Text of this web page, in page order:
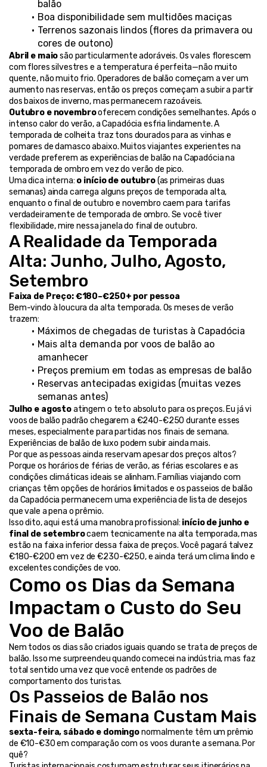
balão
Boa disponibilidade sem multidões maciças
Terrenos sazonais lindos (flores da primavera ou
cores de outono)
Abril e maio são particularmente adoráveis. Os vales florescem
com flores silvestres e a temperatura é perfeita—não muito
quente, não muito frio. Operadores de balão começam a ver um
aumento nas reservas, então os preços começam a subir a partir
dos baixos de inverno, mas permanecem razoáveis.
Outubro e novembro oferecem condições semelhantes. Após o
intenso calor do verão, a Capadócia esfria lindamente. A
temporada de colheita traz tons dourados para as vinhas e
pomares de damasco abaixo. Muitos viajantes experientes na
verdade preferem as experiências de balão na Capadócia na
temporada de ombro em vez do verão de pico.
Uma dica interna: o início de outubro (as primeiras duas
semanas) ainda carrega alguns preços de temporada alta,
enquanto o final de outubro e novembro caem para tarifas
verdadeiramente de temporada de ombro. Se você tiver
flexibilidade, mire nessa janela do final de outubro.
A Realidade da Temporada
Alta: Junho, Julho, Agosto,
Setembro
Faixa de Preço: €180–€250+ por pessoa
Bem-vindo à loucura da alta temporada. Os meses de verão
trazem:
Máximos de chegadas de turistas à Capadócia
Mais alta demanda por voos de balão ao
amanhecer
Preços premium em todas as empresas de balão
Reservas antecipadas exigidas (muitas vezes
semanas antes)
Julho e agosto atingem o teto absoluto para os preços. Eu já vi
voos de balão padrão chegarem a €240-€250 durante esses
meses, especialmente para partidas nos finais de semana.
Experiências de balão de luxo podem subir ainda mais.
Por que as pessoas ainda reservam apesar dos preços altos?
Porque os horários de férias de verão, as férias escolares e as
condições climáticas ideais se alinham. Famílias viajando com
crianças têm opções de horários limitados e os passeios de balão
da Capadócia permanecem uma experiência de lista de desejos
que vale a pena o prêmio.
Isso dito, aqui está uma manobra profissional: início de junho e
final de setembro caem tecnicamente na alta temporada, mas
estão na faixa inferior dessa faixa de preços. Você pagará talvez
€180-€200 em vez de €230-€250, e ainda terá um clima lindo e
excelentes condições de voo.
Como os Dias da Semana
Impactam o Custo do Seu
Voo de Balão
Nem todos os dias são criados iguais quando se trata de preços de
balão. Isso me surpreendeu quando comecei na indústria, mas faz
total sentido uma vez que você entende os padrões de
comportamento dos turistas.
Os Passeios de Balão nos
Finais de Semana Custam Mais
sexta-feira, sábado e domingo normalmente têm um prêmio
de €10-€30 em comparação com os voos durante a semana. Por
quê?